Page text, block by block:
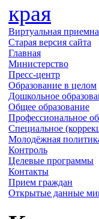
края
Виртуальная
Старая версия сайта
Главная
Министерство
Пресс-центр
Образование в целом
Дошкольное
Общее образование
Профессиональное
Специальное
Молодёжная
Контроль
Целевые программы
Контакты
Прием граждан
Открытые данные